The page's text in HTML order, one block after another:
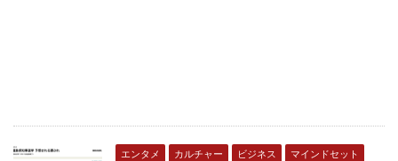
エンタメ カルチャー ビジネス
マインドセット